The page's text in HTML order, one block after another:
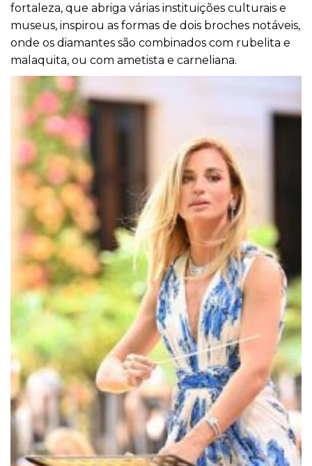
fortaleza, que abriga várias instituições culturais e
museus, inspirou as formas de dois broches notáveis,
onde os diamantes são combinados com rubelita e
malaquita, ou com ametista e carneliana.